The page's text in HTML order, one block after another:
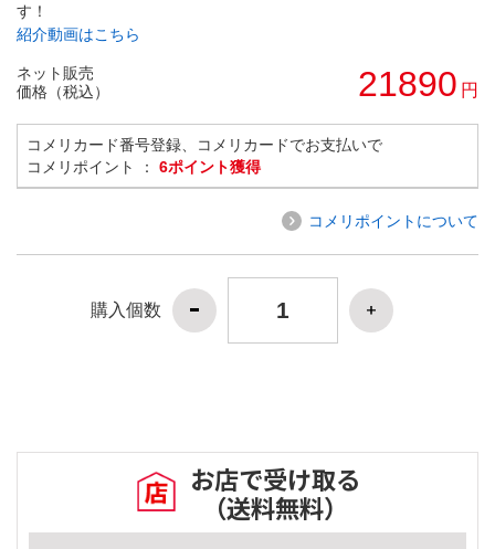
す！
紹介動画はこちら
ネット販売
価格（税込）
21890 円
コメリカード番号登録、コメリカードでお支払いで
コメリポイント ： 6ポイント獲得
コメリポイントについて
購入個数
お店で受け取る
（送料無料）